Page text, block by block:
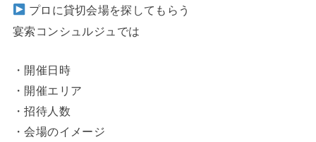
プロに貸切会場を探してもらう
宴索コンシュルジュでは
・開催日時
・開催エリア
・招待人数
・会場のイメージ